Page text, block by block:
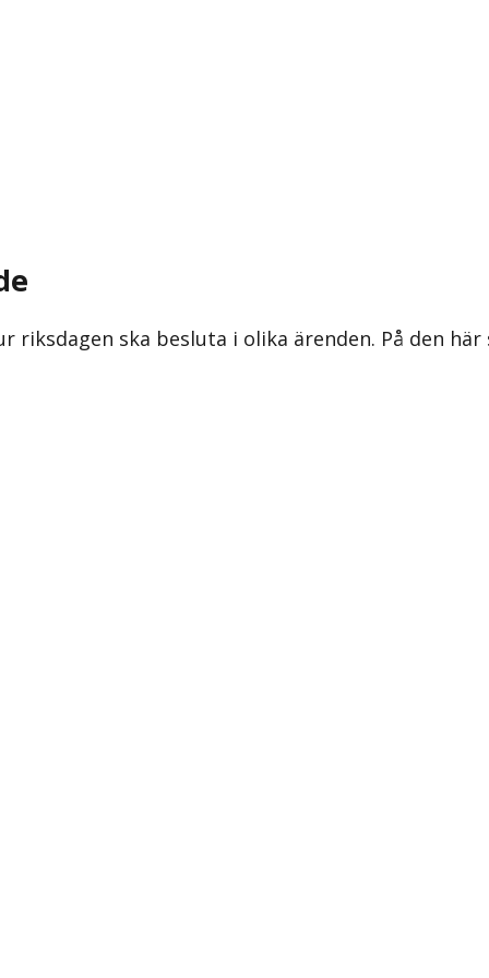
ska besluta i olika ärenden. På den